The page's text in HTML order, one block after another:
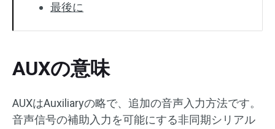
最後に
AUXの意味
AUXはAuxiliaryの略で、追加の音声入力方法です。
音声信号の補助入力を可能にする非同期シリアル